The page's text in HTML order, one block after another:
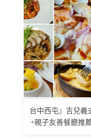
台中西屯』吉兒義
+親子友善餐廳推